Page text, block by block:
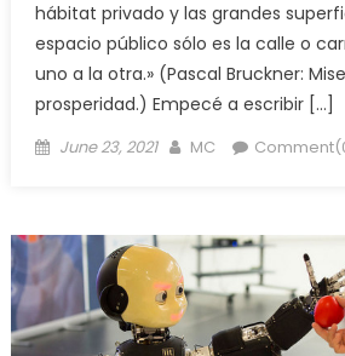
hábitat privado y las grandes
espacio público sólo es la calle o
uno a la otra.» (Pascal Bruckner:
prosperidad.) Empecé a escribir […]
Posted
June 23, 2021 Author
MC